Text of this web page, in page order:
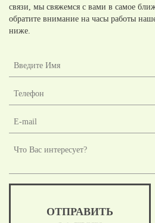
связи, мы свяжемся с вами в самое
обратите внимание на часы работы
ниже.
ОТПРАВИТЬ